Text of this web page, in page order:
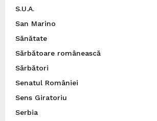
S.U.A.
San Marino
Sănătate
Sărbătoare românească
Sărbători
Senatul României
Sens Giratoriu
Serbia